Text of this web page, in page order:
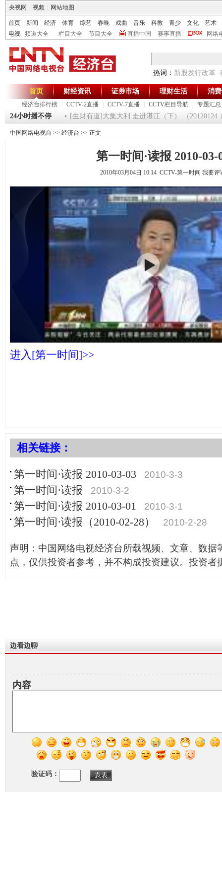
央视网 视频 网站地图
首页 新闻 经济 体育 综艺 春晚 戏曲 音乐 科教 青少 文化
艺术
电视
频道大全 栏目大全 节目大全 直播中国 赛事直播 网络
热词： 新股发行改革
首页
经济台排行榜 CCTV-2直播 CCTV-7直播 CCTV栏目导航 专题汇总
财经资讯 证券市场 理财生活 消
24小时播不停
间》 20120125 [生财有道]大集大利 走进湛江（下） （20120124 ）
中国网络电视台 >> 经济台 >> 正文
第一时间·读报 2010-03-
2010年03月04日 10:14 CCTV-第一时间 我要评
进入[第一时间]>>
相关链接：
第一时间·读报 2010-03-03 2010-3-3
第一时间·读报 2010-3-2
第一时间·读报 2010-03-01 2010-3-1
第一时间·读报（2010-02-28） 2010-2-28
声明：中国网络电视经济台所载视频、文章、数据
点，仅供投资者参考，并不构成投资建议。投资者
边看边聊
内容
验证码：